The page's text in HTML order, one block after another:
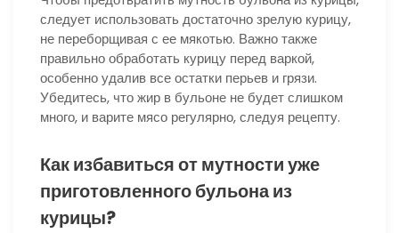
следует использовать достаточно зрелую курицу,
не переборщивая с ее мякотью. Важно также
правильно обработать курицу перед варкой,
особенно удалив все остатки перьев и грязи.
Убедитесь, что жир в бульоне не будет слишком
много, и варите мясо регулярно, следуя рецепту.
Как избавиться от мутности уже
приготовленного бульона из
курицы?